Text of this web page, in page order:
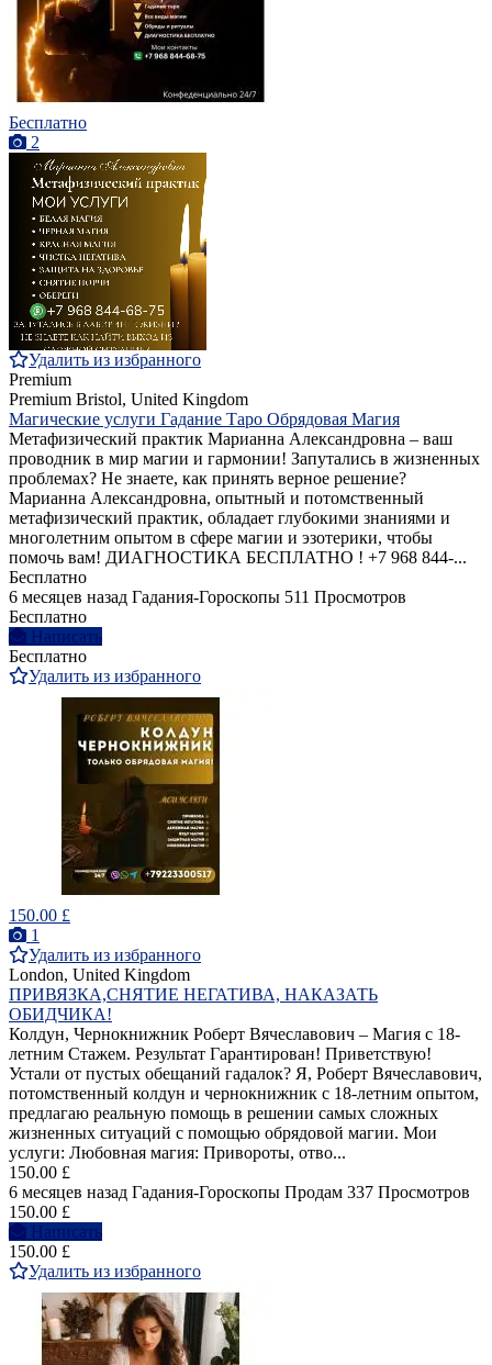
Бесплатно
2
Удалить из избранного
Premium
Premium Bristol, United Kingdom
Магические услуги Гадание Таро Обрядовая Магия
Метафизический практик Марианна Александровна – ваш
проводник в мир магии и гармонии! Запутались в жизненных
проблемах? Не знаете, как принять верное решение?
Марианна Александровна, опытный и потомственный
метафизический практик, обладает глубокими знаниями и
многолетним опытом в сфере магии и эзотерики, чтобы
помочь вам! ДИАГНОСТИКА БЕСПЛАТНО ! +7 968 844‑...
Бесплатно
6 месяцев назад Гадания-Гороскопы 511 Просмотров
Бесплатно
Написать
Бесплатно
Удалить из избранного
150.00 £
1
Удалить из избранного
London, United Kingdom
ПРИВЯЗКА,СНЯТИЕ НЕГАТИВА, НАКАЗАТЬ
ОБИДЧИКА!
Колдун, Чернокнижник Роберт Вячеславович – Магия с 18-
летним Стажем. Результат Гарантирован! Приветствую!
Устали от пустых обещаний гадалок? Я, Роберт Вячеславович,
потомственный колдун и чернокнижник с 18-летним опытом,
предлагаю реальную помощь в решении самых сложных
жизненных ситуаций с помощью обрядовой магии. Мои
услуги: Любовная магия: Привороты, отво...
150.00 £
6 месяцев назад Гадания-Гороскопы Продам 337 Просмотров
150.00 £
Написать
150.00 £
Удалить из избранного